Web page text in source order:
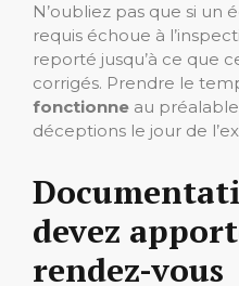
N’oubliez pas que si un
requis échoue à
reporté jusqu’à ce que
corrigés. Prendre le
fonctionne au
déceptions le jour de
devez
rendez-vous